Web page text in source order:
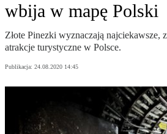
wbija w mapę Polski
Złote Pinezki wyznaczają najciekawsze,
atrakcje turystyczne w Polsce.
Publikacja: 24.08.2020 14:45